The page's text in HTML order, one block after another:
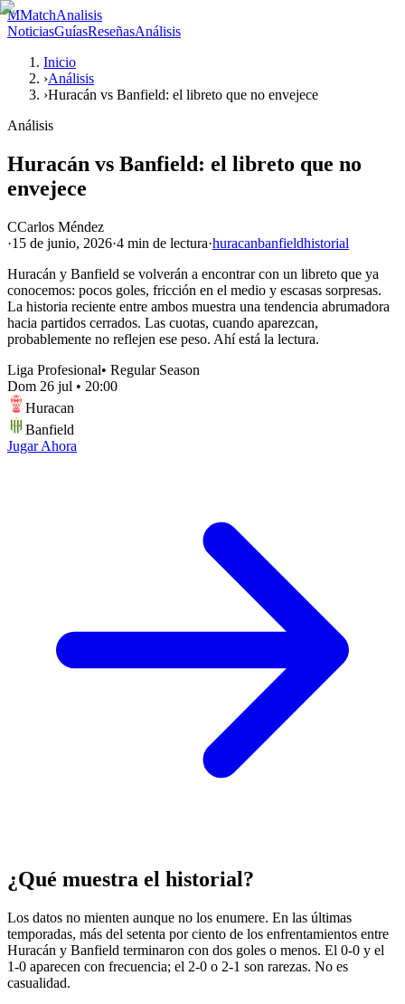
MMatchAnalisis
NoticiasGuíasReseñasAnálisis
Inicio
›Análisis
›Huracán vs Banfield: el libreto que no envejece
Análisis
Huracán vs Banfield: el libreto que no
envejece
CCarlos Méndez
·15 de junio, 2026·4 min de lectura·huracanbanfieldhistorial
Huracán y Banfield se volverán a encontrar con un libreto que ya
conocemos: pocos goles, fricción en el medio y escasas sorpresas.
La historia reciente entre ambos muestra una tendencia abrumadora
hacia partidos cerrados. Las cuotas, cuando aparezcan,
probablemente no reflejen ese peso. Ahí está la lectura.
Liga Profesional• Regular Season
Dom 26 jul • 20:00
Huracan
Banfield
Jugar Ahora
¿Qué muestra el historial?
Los datos no mienten aunque no los enumere. En las últimas
temporadas, más del setenta por ciento de los enfrentamientos entre
Huracán y Banfield terminaron con dos goles o menos. El 0-0 y el
1-0 aparecen con frecuencia; el 2-0 o 2-1 son rarezas. No es
casualidad.